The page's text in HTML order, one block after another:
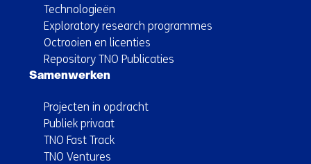
Technologieën
Exploratory research programmes
Octrooien en licenties
Repository TNO Publicaties
Samenwerken
Projecten in opdracht
Publiek privaat
TNO Fast Track
TNO Ventures